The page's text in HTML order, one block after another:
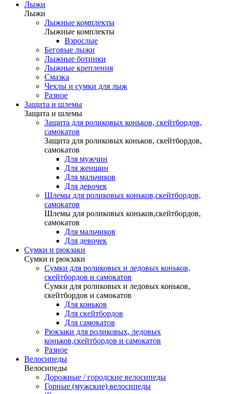
Лыжи
Лыжи
Лыжные комплекты
Лыжные комплекты
Взрослые
Беговые лыжи
Лыжные ботинки
Лыжные крепления
Смазка
Чехлы и сумки для лыж
Разное
Защита и шлемы
Защита и шлемы
Защита для роликовых коньков, скейтбордов,
самокатов
Защита для роликовых коньков, скейтбордов,
самокатов
Для мужчин
Для женщин
Для мальчиков
Для девочек
Шлемы для роликовых коньков,скейтбордов,
самокатов
Шлемы для роликовых коньков,скейтбордов,
самокатов
Для мальчиков
Для девочек
Сумки и рюкзаки
Сумки и рюкзаки
Сумки для роликовых и ледовых коньков,
скейтбордов и самокатов
Сумки для роликовых и ледовых коньков,
скейтбордов и самокатов
Для коньков
Для скейтбордов
Для самокатов
Рюкзаки для роликовых, ледовых
коньков,скейтбордов и самокатов
Разное
Велосипеды
Велосипеды
Дорожные / городские велосипеды
Горные (мужские) велосипеды